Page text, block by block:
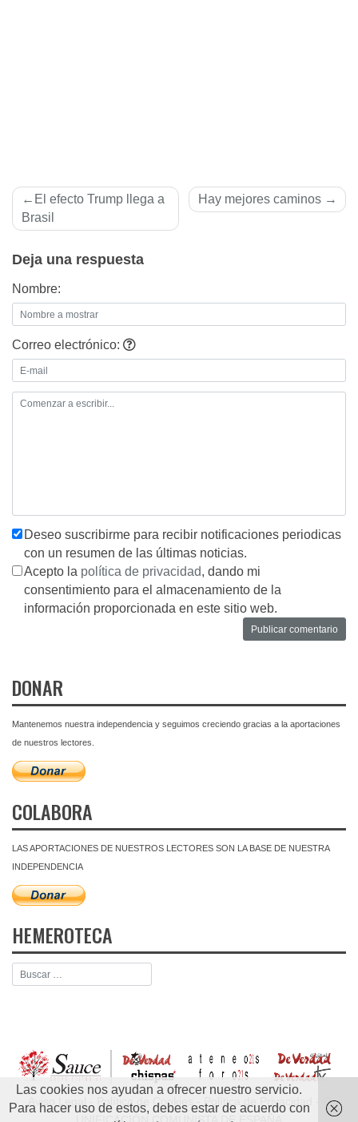
Navegación
de
El efecto Trump llega a
Brasil
Hay mejores caminos
Deja una respuesta
Nombre:
Correo electrónico:
Deseo suscribirme para recibir notificaciones periodicas
con un resumen de las últimas noticias.
Acepto la política de privacidad, dando mi
consentimiento para el almacenamiento de la
información proporcionada en este sitio web.
DONAR
Mantenemos nuestra independencia y seguimos creciendo gracias a la aportaciones
de nuestros lectores.
COLABORA
LAS APORTACIONES DE NUESTROS LECTORES SON LA BASE DE NUESTRA
INDEPENDENCIA
HEMEROTECA
Aviso Legal Política de Cookies Política de Privacidad
- ©
Las cookies nos ayudan a ofrecer nuestro servicio.
Para hacer uso de estos, debes estar de acuerdo con